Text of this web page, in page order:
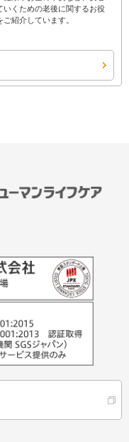
いくための老後に関するお役
紹介しています。